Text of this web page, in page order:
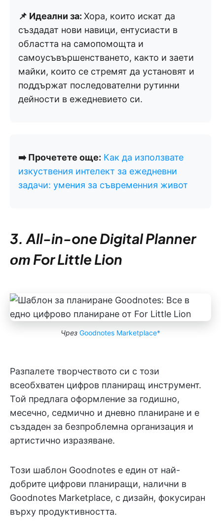
📌 Идеални за: Хора, които искат да
създадат нови навици, ентусиасти в
областта на самопомощта и
самоусъвършенстването, както и заети
майки, които се стремят да установят и
поддържат последователни рутинни
дейности в ежедневието си.
➡️ Прочетете още: Как да използвате
изкуствения интелект за ежедневни
задачи: умения за съвременния живот
3. All-in-one Digital Planner
от For Little Lion
Чрез Goodnotes Marketplace*
Разпалете творчеството си с този
всеобхватен цифров планиращ инструмент.
Той предлага оформление за годишно,
месечно, седмично и дневно планиране и е
създаден за безпроблемна организация и
артистично изразяване.
Този шаблон Goodnotes е един от най-
добрите цифрови планиращи, налични в
Goodnotes Marketplace, с дизайн, фокусиран
върху продуктивността.